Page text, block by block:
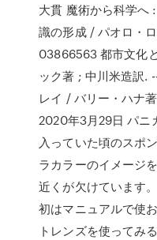
大貫 魔術から科学へ
識の形成 / パオロ・
03866563 都市文化
ック著 ; 中川米造訳.
レイ / バリー・ハナ
2020年3月29日 パニ
入っていた頃のスポ
ラカラーのイメージ
近くが欠けています
初はマニュアルで使
トレンズを使ってみ